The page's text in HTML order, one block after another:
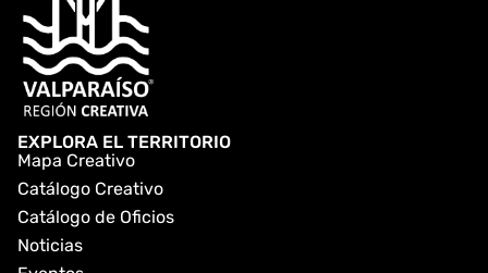
EXPLORA EL TERRITORIO
Mapa Creativo
Catálogo Creativo
Catálogo de Oficios
Noticias